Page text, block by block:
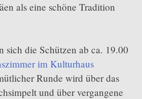
als eine schöne Tradition
sich die Schützen ab ca. 19.00
im Kulturhaus
Runde wird über das
und über vergangene